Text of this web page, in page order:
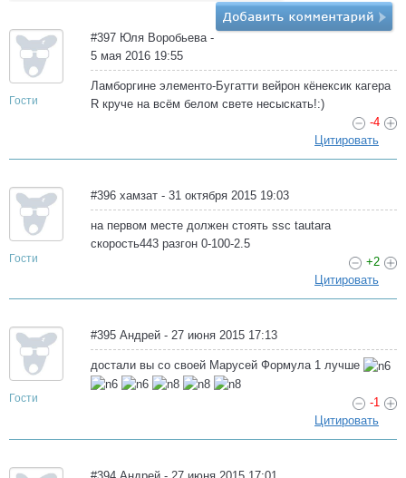
Гости
#397 Юля Воробьева -
5 мая 2016 19:55
Ламборгине элементо-Бугатти вейрон кёнексик кагера
R круче на всём белом свете несыскать!:)
-4
Цитировать
Гости
#396 хамзат - 31 октября 2015 19:03
на первом месте должен стоять ssc tautara
скорость443 разгон 0-100-2.5
+2
Цитировать
Гости
#395 Андрей - 27 июня 2015 17:13
достали вы со своей Марусей Формула 1 лучше
-1
Цитировать